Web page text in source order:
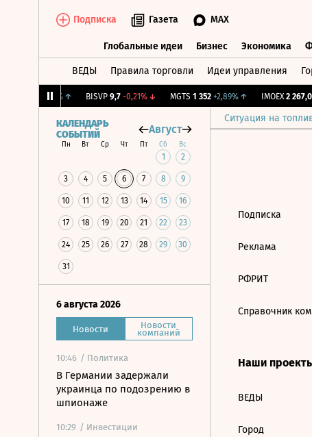
Подписка Газета MAX
Глобальные идеи Бизнес Экономика
ВЕДЫ Правила торговли Идеи управления
↑ BISVP 9,7 -0,21%↓ MGTS 1 352 +2,89%↑ IMOEX 2 267,09
Ситуация на
КАЛЕНДАРЬ
СОБЫТИЙ
Август
Пн Вт Ср Чт Пт Сб Вс
1 2
3 4 5 6 7 8 9
10 11 12 13 14 15 16
17 18 19 20 21 22 23
24 25 26 27 28 29 30
31
6 августа 2026
Новости Новости
компаний
10:46 / Политика
В Германии задержали
украинца по подозрению в
шпионаже
10:29 / Инвестиции
Подписка
Реклама
РФРИТ
Справочник
Наши
ВЕДЫ
Город